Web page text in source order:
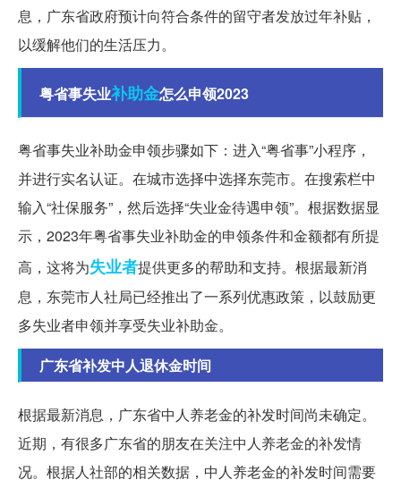
息，广东省政府预计向符合条件的留守者发放过年补贴，
以缓解他们的生活压力。
粤省事失业补助金怎么申领2023
粤省事失业补助金申领步骤如下：进入“粤省事”小程序，
并进行实名认证。在城市选择中选择东莞市。在搜索栏中
输入“社保服务”，然后选择“失业金待遇申领”。根据数据显
示，2023年粤省事失业补助金的申领条件和金额都有所提
高，这将为失业者提供更多的帮助和支持。根据最新消
息，东莞市人社局已经推出了一系列优惠政策，以鼓励更
多失业者申领并享受失业补助金。
广东省补发中人退休金时间
根据最新消息，广东省中人养老金的补发时间尚未确定。
近期，有很多广东省的朋友在关注中人养老金的补发情
况。根据人社部的相关数据，中人养老金的补发时间需要